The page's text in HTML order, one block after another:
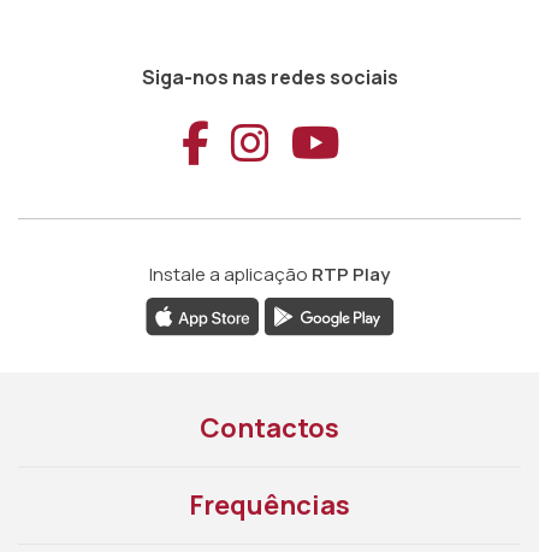
Siga-nos nas redes sociais
Aceder ao
Aceder ao
Aceder
Instale a aplicação RTP Play
Contactos
Frequências